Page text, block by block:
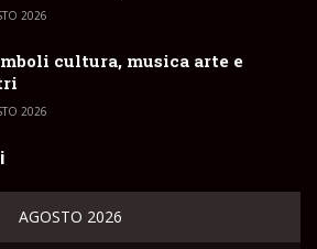
2026
cultura, musica arte e
2026
AGOSTO 2026